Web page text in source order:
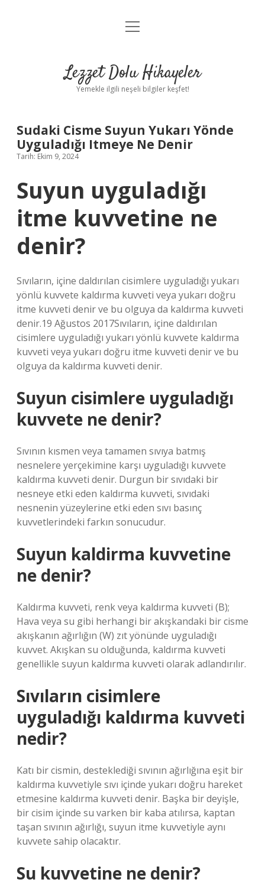
Anasayfa
Yasal Uyarı
menüyü
Lezzet Dolu Hikayeler
Yemekle ilgili neşeli bilgiler keşfet!
Sudaki Cisme Suyun Yukarı Yönde
Uyguladığı Itmeye Ne Denir
Tarih: Ekim 9, 2024
Suyun uyguladığı
itme kuvvetine ne
denir?
Sıvıların, içine daldırılan cisimlere uyguladığı yukarı
yönlü kuvvete kaldırma kuvveti veya yukarı doğru
itme kuvveti denir ve bu olguya da kaldırma kuvveti
denir.19 Ağustos 2017Sıvıların, içine daldırılan
cisimlere uyguladığı yukarı yönlü kuvvete kaldırma
kuvveti veya yukarı doğru itme kuvveti denir ve bu
olguya da kaldırma kuvveti denir.
Suyun cisimlere uyguladığı
kuvvete ne denir?
Sıvının kısmen veya tamamen sıvıya batmış
nesnelere yerçekimine karşı uyguladığı kuvvete
kaldırma kuvveti denir. Durgun bir sıvıdaki bir
nesneye etki eden kaldırma kuvveti, sıvıdaki
nesnenin yüzeylerine etki eden sıvı basınç
kuvvetlerindeki farkın sonucudur.
Suyun kaldirma kuvvetine
ne denir?
Kaldırma kuvveti, renk veya kaldırma kuvveti (B);
Hava veya su gibi herhangi bir akışkandaki bir cisme
akışkanın ağırlığın (W) zıt yönünde uyguladığı
kuvvet. Akışkan su olduğunda, kaldırma kuvveti
genellikle suyun kaldırma kuvveti olarak adlandırılır.
Sıvıların cisimlere
uyguladığı kaldırma kuvveti
nedir?
Katı bir cismin, desteklediği sıvının ağırlığına eşit bir
kaldırma kuvvetiyle sıvı içinde yukarı doğru hareket
etmesine kaldırma kuvveti denir. Başka bir deyişle,
bir cisim içinde su varken bir kaba atılırsa, kaptan
taşan sıvının ağırlığı, suyun itme kuvvetiyle aynı
kuvvete sahip olacaktır.
Su kuvvetine ne denir?